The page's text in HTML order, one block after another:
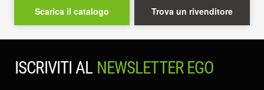
Scarica il catalogo Trova un rivenditore
ISCRIVITI AL NEWSLETTER EGO